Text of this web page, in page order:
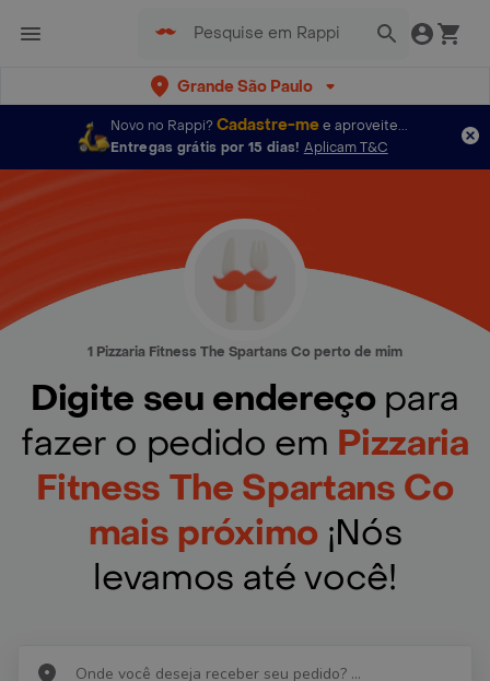
Grande São Paulo
Novo no Rappi? Cadastre-mee aproveite...
Entregas grátis por 15 dias! Aplicam T&C
1 Pizzaria Fitness The Spartans Co perto de mim
Digite seu endereço para
fazer o pedido em Pizzaria
Fitness The Spartans Co
mais próximo ¡Nós
levamos até você!